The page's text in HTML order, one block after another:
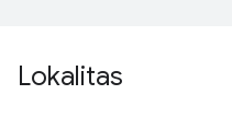
Lokalitas